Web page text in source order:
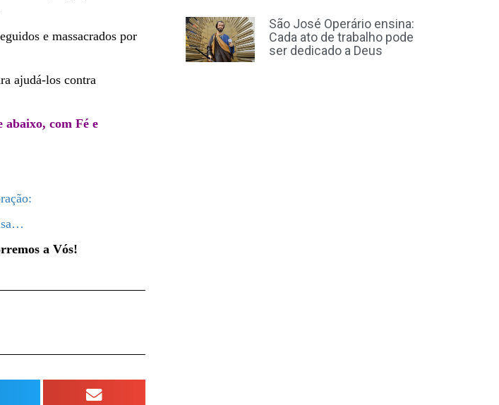
e massacrados por
ajudá-los contra
abaixo, com Fé e
a Vós!
São José Operário ensina:
Cada ato de trabalho pode
ser dedicado a Deus